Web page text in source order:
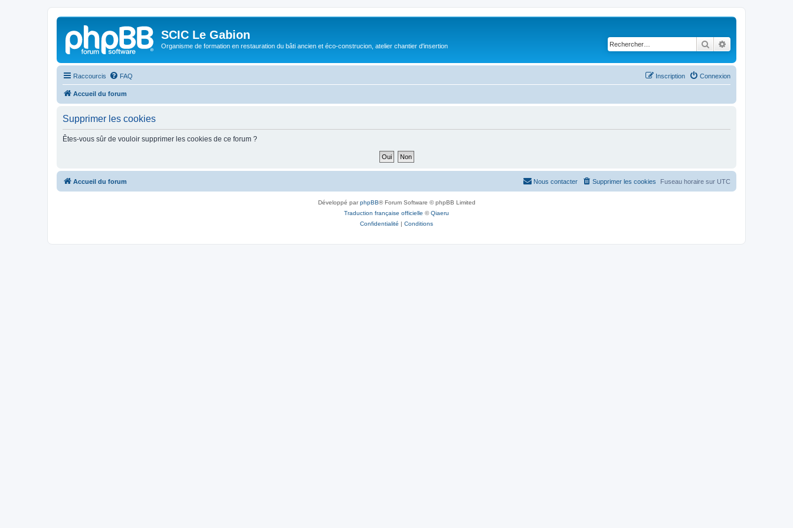
SCIC Le Gabion
Organisme de formation en restauration du bâti ancien et éco-construcion, atelier chantier d'insertion Rechercher
Raccourcis FAQ Connexion
Inscription
Accueil du forum
Supprimer les cookies
Êtes-vous sûr de vouloir supprimer les cookies de ce forum ?
Accueil du forum Fuseau horaire sur UTC
Supprimer les cookies
Nous contacter
Développé parphpBB® Forum Software © phpBB Limited
Traduction française officielle ©Qiaeru
Confidentialité | Conditions